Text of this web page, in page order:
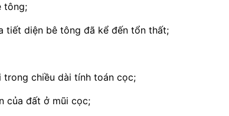
tông;
tiết diện bê tông đã kể đến tổn thất;
chiều dài tính toán cọc;
của đất ở mũi cọc;